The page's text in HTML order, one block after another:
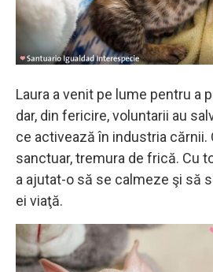
Laura a venit pe lume pentru a
dar, din fericire, voluntarii au
ce activează în industria cărnii.
sanctuar, tremura de frică. Cu
a ajutat-o ​​să se calmeze şi să
ei viaţă.